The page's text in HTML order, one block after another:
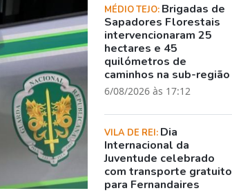
MÉDIO TEJO: Brigadas de
Sapadores Florestais
intervencionaram 25
hectares e 45
quilómetros de
caminhos na sub-região
6/08/2026 às 17:12
VILA DE REI: Dia
Internacional da
Juventude celebrado
com transporte gratuito
para Fernandaires